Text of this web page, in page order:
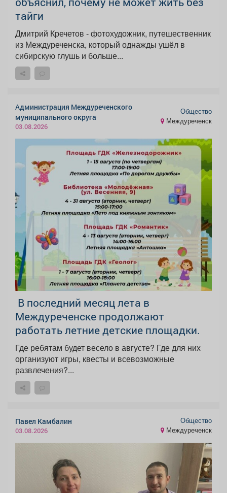
тайги
Дмитрий Кречетов - фотохудожник, путешественник
из Междуреченска, который однажды ушёл в
сибирскую глушь и больше...
Администрация Междуреченского
муниципального округа
03.08.2026
Общество
Междуреченск
️ В последний месяц лета в
Междуреченске продолжают
работать летние детские площадки.
Где ребятам будет весело в августе? Где для них
организуют игры, квесты и всевозможные
развлечения?...
Павел Камбалин
03.08.2026
Общество
Междуреченск